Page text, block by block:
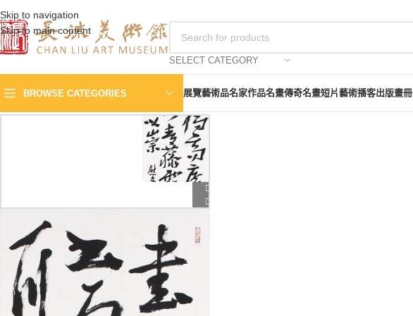
Skip to navigation
Skip to main content
SELECT CATEGORY
BROWSE CATEGORIES 展覽藝術品名家作品名畫傳奇名畫短片藝術播客出版畫冊